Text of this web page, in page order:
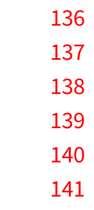
136
137
138
139
140
141